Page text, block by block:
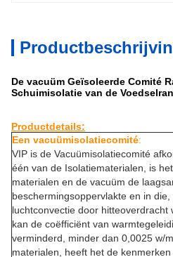
De vacuüm Geïsoleerde Comité
Schuimisolatie van de
Productdetails:
Een vacuümisolatiecomité:
VIP is de Vacuümisolatiecomité
één van de Isolatiematerialen, is
materialen en de vacuüm de
beschermingsoppervlakte en in
luchtconvectie door hitteoverdracht
kan de coëfficiënt van
verminderd, minder dan 0,0025 w/
materialen, heeft het de